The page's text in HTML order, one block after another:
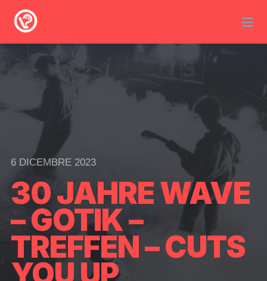
6 DICEMBRE 2023
30 JAHRE WAVE
– GOTIK –
TREFFEN – CUTS
YOU UP